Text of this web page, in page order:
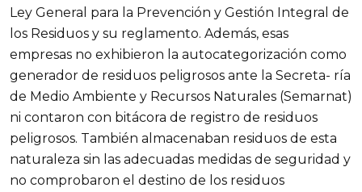
Ley General para la Prevención y Gestión Integral de
los Residuos y su reglamento. Además, esas
empresas no exhibieron la autocategorización como
generador de residuos peligrosos ante la Secreta- ría
de Medio Ambiente y Recursos Naturales (Semarnat)
ni contaron con bitácora de registro de residuos
peligrosos. También almacenaban residuos de esta
naturaleza sin las adecuadas medidas de seguridad y
no comprobaron el destino de los residuos